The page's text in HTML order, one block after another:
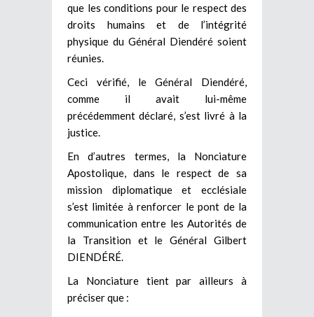
que les conditions pour le respect des
droits humains et de l’intégrité
physique du Général Diendéré soient
réunies.
Ceci vérifié, le Général Diendéré,
comme il avait lui-même
précédemment déclaré, s’est livré à la
justice.
En d’autres termes, la Nonciature
Apostolique, dans le respect de sa
mission diplomatique et ecclésiale
s’est limitée à renforcer le pont de la
communication entre les Autorités de
la Transition et le Général Gilbert
DIENDÉRÉ.
La Nonciature tient par ailleurs à
préciser que :